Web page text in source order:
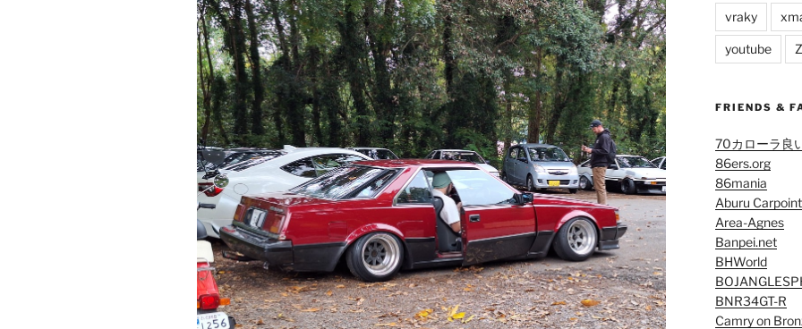
vraky
youtube Z
FRIENDS &
70カローラ良
86ers.org
86mania
Aburu Carpoint
Area-Agnes
Banpei.net
BHWorld
BNR34GT-R
Camry on